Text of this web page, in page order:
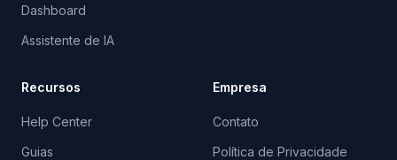
Dashboard
Assistente de IA
Recursos
Help Center
Guias
Empresa
Contato
Política de Privacidade